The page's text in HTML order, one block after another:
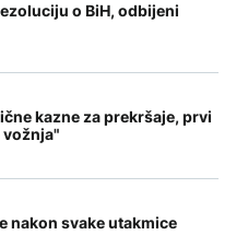
o BiH, odbijeni
kazne za prekršaje, prvi
nakon svake utakmice